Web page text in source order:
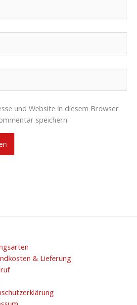
und Website in diesem Browser
speichern.
& Lieferung